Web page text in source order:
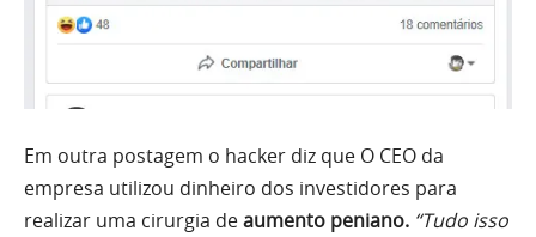
Em outra postagem o hacker diz que O CEO da
empresa utilizou dinheiro dos investidores para
realizar uma cirurgia deaumento peniano. “Tudo isso